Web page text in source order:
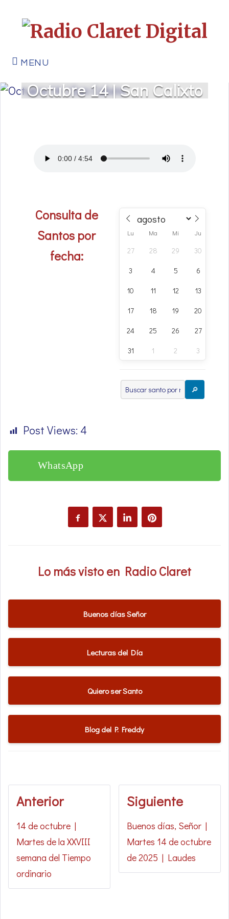
MENU
Octubre 14 | San Calixto
Consulta de
Santos por
fecha:
Lu Ma Mi Ju
27 28 29 30
3 4 5 6
10 11 12 13
17 18 19 20
24 25 26 27
31 1 2 3
🔎
Post Views: 4
WhatsApp
Lo más visto en Radio Claret
Buenos días Señor
Lecturas del Día
Quiero ser Santo
Blog del P. Freddy
Anterior
14 de octubre |
Martes de la XXVIII
semana del Tiempo
ordinario
Siguiente
Buenos días, Señor |
Martes 14 de octubre
de 2025 | Laudes